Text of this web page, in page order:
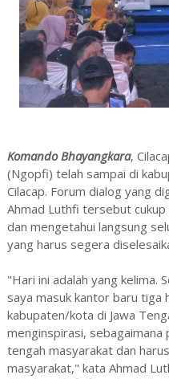
Komando Bhayangkara,
(Ngopfi) telah sampai di
Cilacap. Forum dialog yang
Ahmad Luthfi tersebut
dan mengetahui langsung
yang harus segera
"Hari ini adalah yang kelima.
saya masuk kantor baru tiga
kabupaten/kota di Jawa
menginspirasi,
tengah masyarakat dan
masyarakat," kata Ahmad